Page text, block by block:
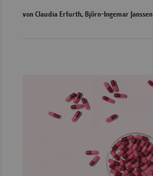
von Claudia Erfurth, Björn-Ingemar Janssen